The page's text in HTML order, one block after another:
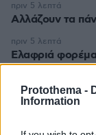
Protothema -
Information
Αλλάζουν τα
πριν 5 λεπτά
Eλαφριά
πόλη και τις
πριν 5 λεπτά
Ποιοι θα
πριν 8 λεπτά